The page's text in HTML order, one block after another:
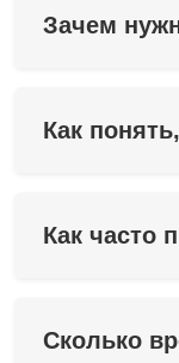
Зачем
Как
Как часто
Сколько